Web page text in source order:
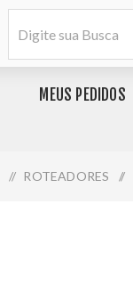
MEUS PEDIDOS
/ ROTEADORES /